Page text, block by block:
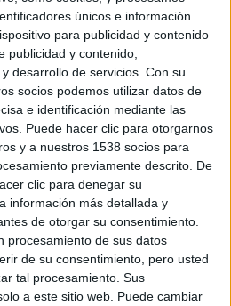
únicos e información
para publicidad y contenido
publicidad y contenido,
desarrollo de servicios. Con su
socios podemos utilizar datos de
e identificación mediante las
Puede hacer clic para otorgarnos
y a nuestros 1538 socios para
previamente descrito. De
clic para denegar su
información más detallada y
de otorgar su consentimiento.
procesamiento de sus datos
de su consentimiento, pero usted
tal procesamiento. Sus
a este sitio web. Puede cambiar
de reparto (Kenneth Branagh
el Globo de Oro a la mejor
por su papel en la película.
con el ganador de un premio
Colin Clark y a la ganadora
como la Dama Sybil Thorndike.
algunos de los actores
Julia Ormondcomo Vivien
como Arthur Miller, yZoe
Toby Jones, Philip Jackson,
Jacobi, Simon Russell Beale